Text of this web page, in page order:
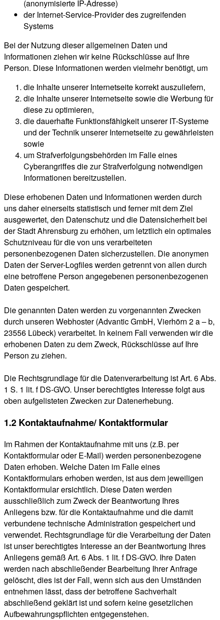
(anonymisierte IP-Adresse)
der Internet-Service-Provider des zugreifenden
Systems
Bei der Nutzung dieser allgemeinen Daten und
Informationen ziehen wir keine Rückschlüsse auf Ihre
Person. Diese Informationen werden vielmehr benötigt, um
die Inhalte unserer Internetseite korrekt auszuliefern,
die Inhalte unserer Internetseite sowie die Werbung für
diese zu optimieren,
die dauerhafte Funktionsfähigkeit unserer IT-Systeme
und der Technik unserer Internetseite zu gewährleisten
sowie
um Strafverfolgungsbehörden im Falle eines
Cyberangriffes die zur Strafverfolgung notwendigen
Informationen bereitzustellen.
Diese erhobenen Daten und Informationen werden durch
uns daher einerseits statistisch und ferner mit dem Ziel
ausgewertet, den Datenschutz und die Datensicherheit bei
der Stadt Ahrensburg zu erhöhen, um letztlich ein optimales
Schutzniveau für die von uns verarbeiteten
personenbezogenen Daten sicherzustellen. Die anonymen
Daten der Server-Logfiles werden getrennt von allen durch
eine betroffene Person angegebenen personenbezogenen
Daten gespeichert.
Die genannten Daten werden zu vorgenannten Zwecken
durch unseren Webhoster (Advantic GmbH, Vierhörn 2 a – b,
23556 Lübeck) verarbeitet. In keinem Fall verwenden wir die
erhobenen Daten zu dem Zweck, Rückschlüsse auf Ihre
Person zu ziehen.
Die Rechtsgrundlage für die Datenverarbeitung ist Art. 6 Abs.
1 S. 1 lit. f DS-GVO. Unser berechtigtes Interesse folgt aus
oben aufgelisteten Zwecken zur Datenerhebung.
1.2 Kontaktaufnahme/ Kontaktformular
Im Rahmen der Kontaktaufnahme mit uns (z.B. per
Kontaktformular oder E-Mail) werden personenbezogene
Daten erhoben. Welche Daten im Falle eines
Kontaktformulars erhoben werden, ist aus dem jeweiligen
Kontaktformular ersichtlich. Diese Daten werden
ausschließlich zum Zweck der Beantwortung Ihres
Anliegens bzw. für die Kontaktaufnahme und die damit
verbundene technische Administration gespeichert und
verwendet. Rechtsgrundlage für die Verarbeitung der Daten
ist unser berechtigtes Interesse an der Beantwortung Ihres
Anliegens gemäß Art. 6 Abs. 1 lit. f DS-GVO. Ihre Daten
werden nach abschließender Bearbeitung Ihrer Anfrage
gelöscht, dies ist der Fall, wenn sich aus den Umständen
entnehmen lässt, dass der betroffene Sachverhalt
abschließend geklärt ist und sofern keine gesetzlichen
Aufbewahrungspflichten entgegenstehen.